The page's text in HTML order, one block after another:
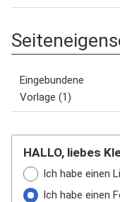
Eingebundene
Vorlage (1)
HALLO, liebes
Ich habe einen
Ich habe einen